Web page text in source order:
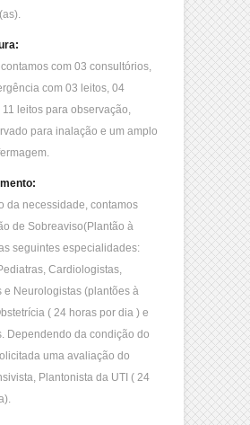
com 03 consultórios,
com 03 leitos, 04
leitos para observação,
para inalação e um amplo
da necessidade, contamos
de Sobreaviso(Plantão à
seguintes especialidades:
Cardiologistas,
e Neurologistas (plantões à
( 24 horas por dia ) e
Dependendo da condição do
uma avaliação do
Plantonista da UTI ( 24